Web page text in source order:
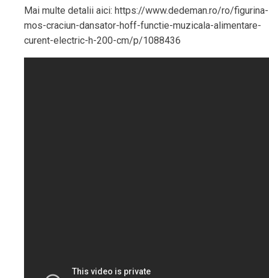
Mai multe detalii aici: https://www.dedeman.ro/ro/figurina-
mos-craciun-dansator-hoff-functie-muzicala-alimentare-
curent-electric-h-200-cm/p/1088436